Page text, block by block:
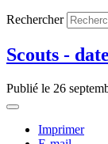
Rechercher
Scouts -
Publié le 26
Imprimer